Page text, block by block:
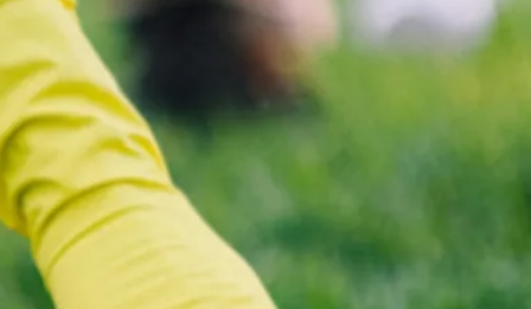
Artikelen
Projecten
Contact
Home
Mailen